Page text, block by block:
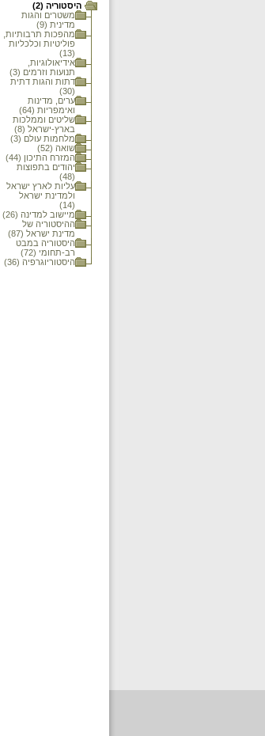
היסטוריה (2)
משטרים והגות
מדינית (9)
מהפכות תרבותיות,
פוליטיות וכלכליות
(13)
אידיאולוגיות,
תנועות וזרמים (3)
דתות והגות דתית
(30)
ערים, מדינות
ואימפריות (64)
שליטים וממלכות
בארץ-ישראל (8)
מלחמות עולם (3)
שואה (52)
המזרח התיכון (44)
יהודים בתפוצות
(48)
עליות לארץ ישראל
ולמדינת ישראל
(14)
מיישוב למדינה (26)
ההיסטוריה של
מדינת ישראל (87)
היסטוריה במבט
רב-תחומי (72)
היסטוריוגרפיה (36)